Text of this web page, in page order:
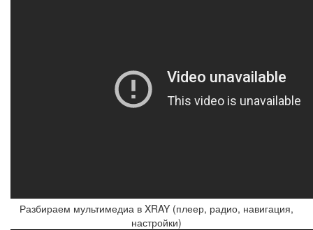
Разбираем мультимедиа в XRAY (плеер, радио, навигация,
настройки)